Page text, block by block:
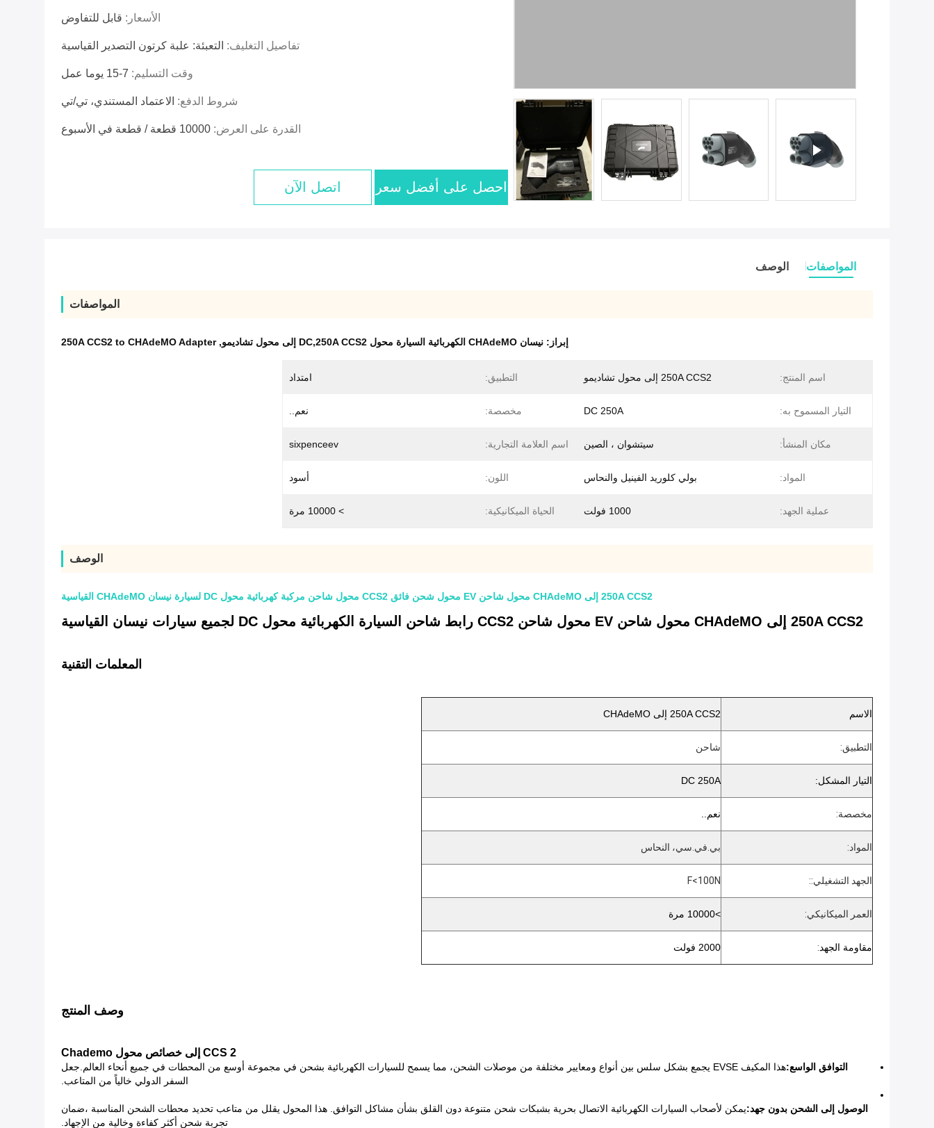
الأسعار: قابل للتفاوض
تفاصيل التغليف: التعبئة: علبة كرتون التصدير القياسية
وقت التسليم: 7-15 يوما عمل
شروط الدفع: الاعتماد المستندي، تي/تي
القدرة على العرض: 10000 قطعة / قطعة في الأسبوع
احصل على أفضل سعر اتصل الآن
المواصفات الوصف
المواصفات
إبراز: نيسان CHAdeMO الكهربائية السيارة محول DC,250A CCS2 إلى محول تشاديمو ,
250A CCS2 to CHAdeMO Adapter
اسم المنتج: 250A CCS2 إلى محول تشاديمو التطبيق: امتداد
التيار المسموح به: DC 250A مخصصة: نعم..
مكان المنشأ: سيتشوان ، الصين اسم العلامة التجارية: sixpenceev
المواد: بولي كلوريد الفينيل والنحاس اللون: أسود
عملية الجهد: 1000 فولت الحياة الميكانيكية: > 10000 مرة
الوصف
250A CCS2 إلى CHAdeMO محول شاحن EV محول شحن فائق CCS2 محول شاحن مركبة كهربائية محول DC لسيارة نيسان CHAdeMO القياسية
250A CCS2 إلى CHAdeMO محول شاحن EV محول شاحن CCS2 رابط شاحن السيارة الكهربائية محول DC لجميع سيارات نيسان القياسية
المعلمات التقنية
الاسم 250A CCS2 إلى CHAdeMO
التطبيق: شاحن
التيار المشكل: DC 250A
مخصصة: نعم..
المواد: بي.في.سي، النحاس
الجهد التشغيلي::
F<100N
العمر الميكانيكي: >10000 مرة
مقاومة الجهد: 2000 فولت
وصف المنتج
CCS 2 إلى خصائص محول Chademo
التوافق الواسع:
هذا المكيف EVSE يجمع بشكل سلس بين أنواع ومعايير مختلفة من موصلات الشحن، مما يسمح للسيارات الكهربائية بشحن في مجموعة أوسع من المحطات في جميع أنحاء العالم.جعل
السفر الدولي خالياً من المتاعب.
الوصول إلى الشحن بدون جهد:يمكن لأصحاب السيارات الكهربائية الاتصال بحرية بشبكات شحن متنوعة دون القلق بشأن مشاكل التوافق. هذا المحول يقلل من متاعب تحديد محطات الشحن المناسبة ،ضمان
تجربة شحن أكثر كفاءة وخالية من الإجهاد.